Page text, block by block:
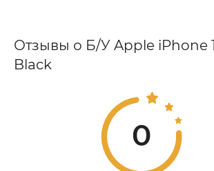
Отзывы о Б/У Apple iPhone
Black
0